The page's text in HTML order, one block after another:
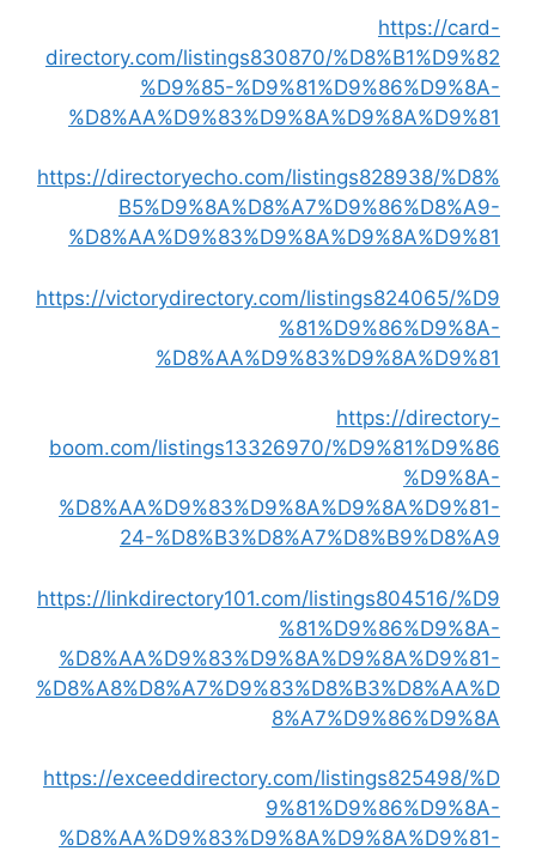
https://card-
directory.com/listings830870/%D8%B1%D9%82
%D9%85-%D9%81%D9%86%D9%8A-
%D8%AA%D9%83%D9%8A%D9%8A%D9%81
https://directoryecho.com/listings828938/%D8%
B5%D9%8A%D8%A7%D9%86%D8%A9-
%D8%AA%D9%83%D9%8A%D9%8A%D9%81
https://victorydirectory.com/listings824065/%D9
%81%D9%86%D9%8A-
%D8%AA%D9%83%D9%8A%D9%81
https://directory-
boom.com/listings13326970/%D9%81%D9%86
%D9%8A-
%D8%AA%D9%83%D9%8A%D9%8A%D9%81-
24-%D8%B3%D8%A7%D8%B9%D8%A9
https://linkdirectory101.com/listings804516/%D9
%81%D9%86%D9%8A-
%D8%AA%D9%83%D9%8A%D9%8A%D9%81-
%D8%A8%D8%A7%D9%83%D8%B3%D8%AA%D
8%A7%D9%86%D9%8A
https://exceeddirectory.com/listings825498/%D
9%81%D9%86%D9%8A-
%D8%AA%D9%83%D9%8A%D9%8A%D9%81-